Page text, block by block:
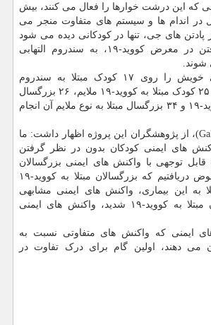
جی که این درشت خوارها را فعال می کنند، بیش
در اندام ها و سیستم های متفاوت منجر می
پادتن های جی، تنها در کودکانی دیده می شود
که بعد از قرار گرفتن در معرض کووید-۱۹، به سندروم التهابی
پژوهشگران، بررسی خویش را روی ۱۷ کودک مبتلا به سندروم
التهابی چندسیستمی، ۲۵ کودک مبتلا به کووید-۱۹ ملایم، ۲۶ بزرگسال
مبتلا به نوع شدید کووید-۱۹ و ۳۴ بزرگسال مبتلا به نوع ملایم آن انجام
"گالیت آلتر" (Galit Alter)، از پژوهشگران این پروژه اظهار داشت: ما
های ایمنی کودکان بدون در نظر گرفتن
توجهی با واکنش های ایمنی بزرگسالان
داشته باشد اما در عوض دریافتیم که بزرگسالان مبتلا به کووید-۱۹
به این بیماری، واکنش های ایمنی مشابهی
دارند. تنها بزرگسالان مبتلا به کووید-۱۹ شدید، واکنش های ایمنی
ایمنی که واکنش های متفاوتی نسبت به
دهند، اولین گام برای درک تفاوت در